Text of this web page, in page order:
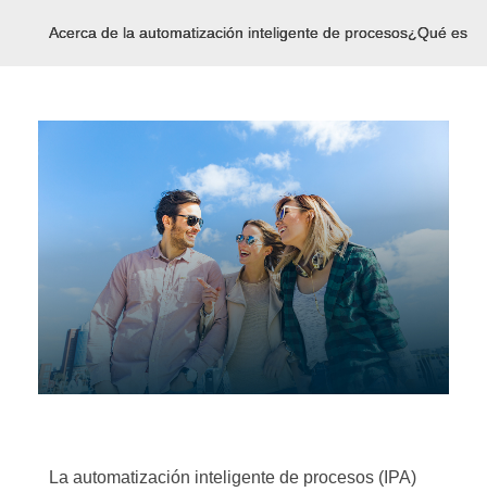
Acerca de la automatización inteligente de procesos¿Qué es
La automatización inteligente de procesos (IPA)